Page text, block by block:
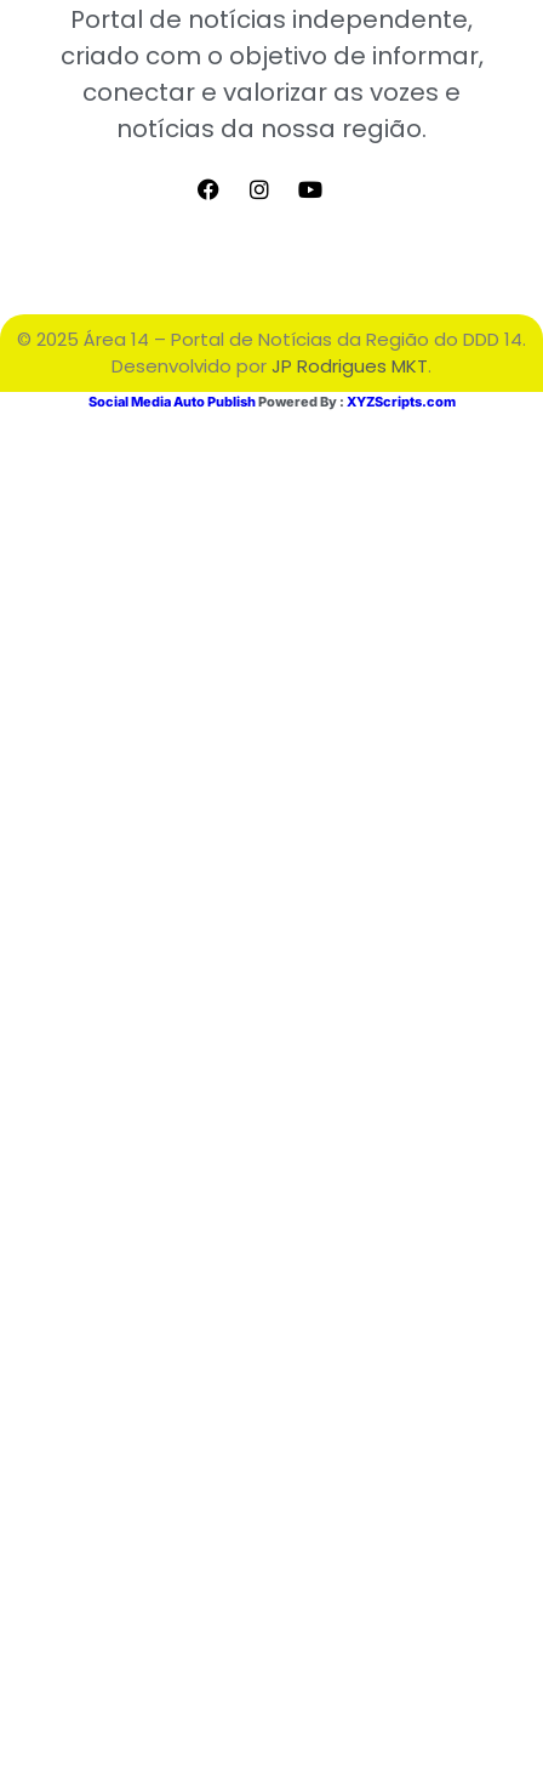
Portal de notícias independente,
criado com o objetivo de informar,
conectar e valorizar as vozes e
notícias da nossa região.
© 2025 Área 14 – Portal de Notícias da Região do DDD 14.
Desenvolvido porJP Rodrigues MKT.
Social Media Auto PublishPowered By : XYZScripts.com